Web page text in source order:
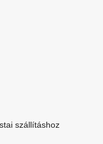
szállításhoz